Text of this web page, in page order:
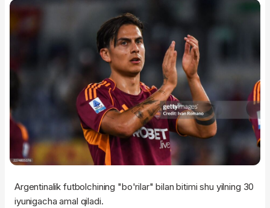
Argentinalik futbolchining "bo'rilar" bilan bitimi shu yilning 30
iyunigacha amal qiladi.